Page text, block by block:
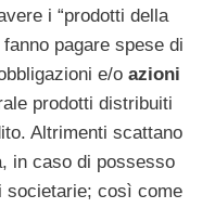
i “prodotti della
fanno pagare spese di
e/o azioni
prodotti distribuiti
Altrimenti scattano
in caso di possesso
societarie; così come